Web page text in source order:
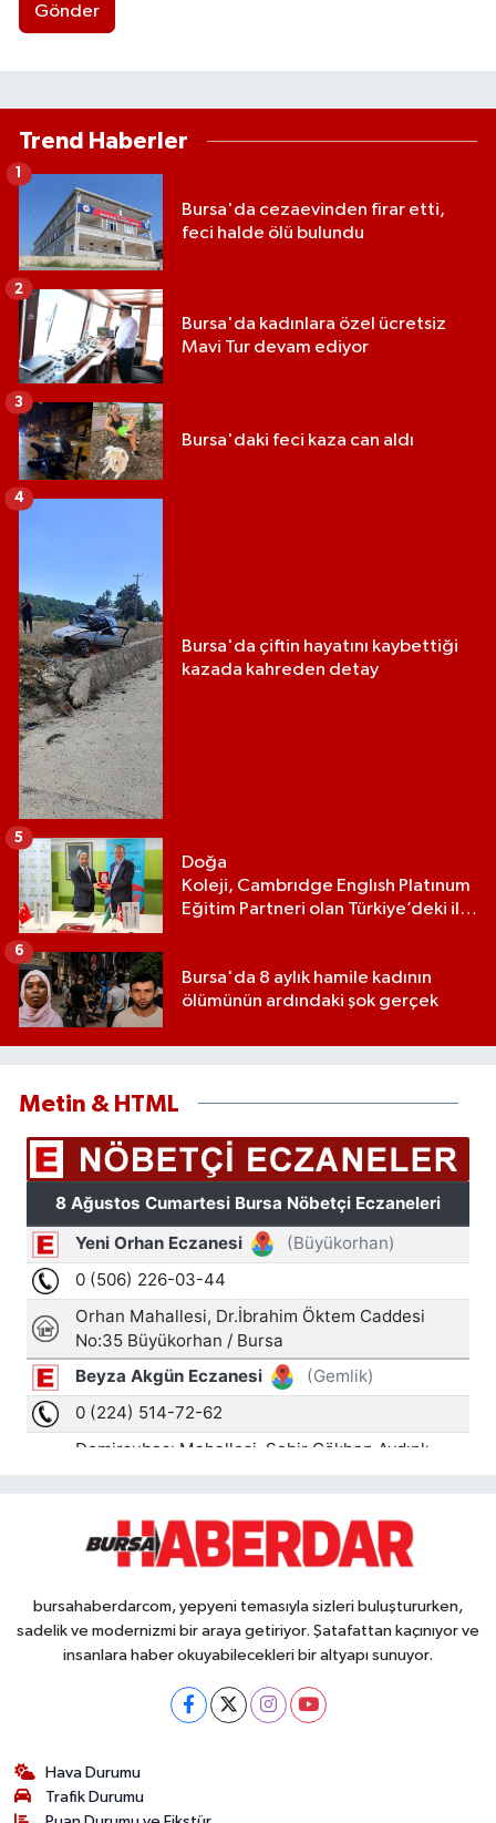
Gönder
Trend Haberler
Bursa'da cezaevinden firar etti,
feci halde ölü bulundu
1
Bursa'da kadınlara özel ücretsiz
Mavi Tur devam ediyor
2
Bursa'daki feci kaza can aldı
3
Bursa'da çiftin hayatını kaybettiği
kazada kahreden detay
4
Doğa
Koleji, Cambrıdge Englısh Platınum
Eğitim Partneri olan Türkiye’deki ilk
5
Bursa'da 8 aylık hamile kadının
ölümünün ardındaki şok gerçek
6
Metin & HTML
bursahaberdarcom, yepyeni temasıyla sizleri buluştururken,
sadelik ve modernizmi bir araya getiriyor. Şatafattan kaçınıyor ve
insanlara haber okuyabilecekleri bir altyapı sunuyor.
Hava Durumu
Trafik Durumu